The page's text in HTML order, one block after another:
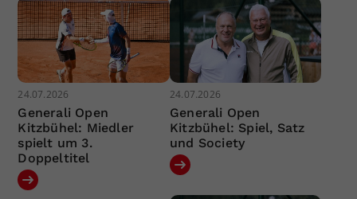
24.07.2026
Generali Open
Kitzbühel: Miedler
spielt um 3.
Doppeltitel
24.07.2026
Generali Open
Kitzbühel: Spiel, Satz
und Society